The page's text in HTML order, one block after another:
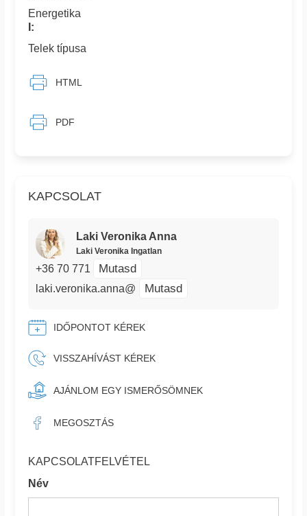
KAPCSOLAT
Laki Veronika Anna
Laki Veronika Ingatlan
+36 70 771 Mutasd
laki.veronika.anna@ Mutasd
IDŐPONTOT KÉREK
VISSZAHÍVÁST KÉREK
AJÁNLOM EGY ISMERŐSÖMNEK
MEGOSZTÁS
KAPCSOLATFELVÉTEL
Név
Energetika
I:
Telek típusa
HTML
PDF